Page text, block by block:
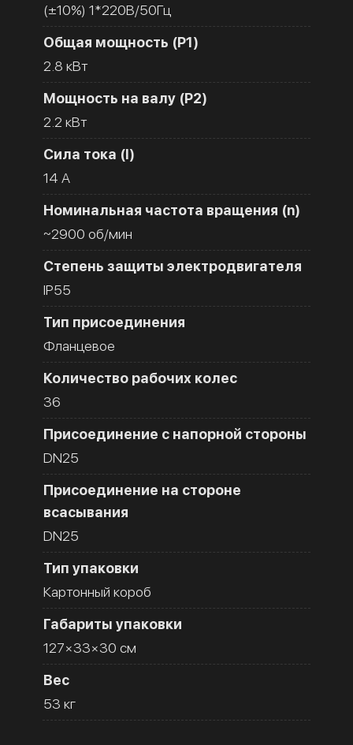
(±10%) 1*220В/50Гц
Общая мощность (Р1)
2.8 кВт
Мощность на валу (Р2)
2.2 кВт
Сила тока (I)
14 A
Номинальная частота вращения (n)
~2900 об/мин
Степень защиты электродвигателя
IP55
Тип присоединения
Фланцевое
Количество рабочих колес
36
Присоединение с напорной стороны
DN25
Присоединение на стороне
всасывания
DN25
Тип упаковки
Картонный короб
Габариты упаковки
127×33×30 см
Вес
53 кг